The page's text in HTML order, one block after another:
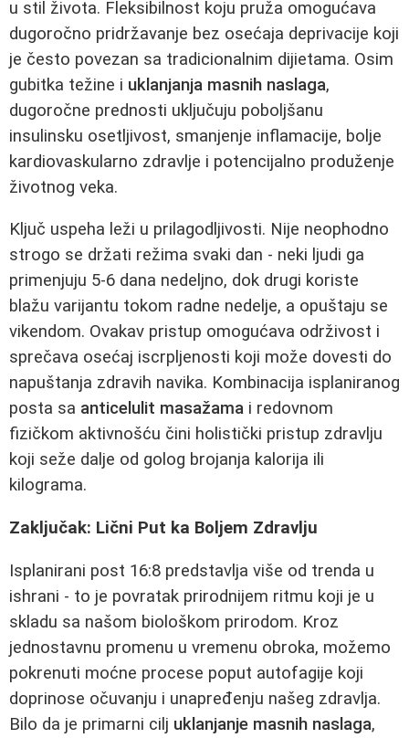
u stil života. Fleksibilnost koju pruža omogućava
dugoročno pridržavanje bez osećaja deprivacije koji
je često povezan sa tradicionalnim dijietama. Osim
gubitka težine i uklanjanja masnih naslaga,
dugoročne prednosti uključuju poboljšanu
insulinsku osetljivost, smanjenje inflamacije, bolje
kardiovaskularno zdravlje i potencijalno produženje
životnog veka.
Ključ uspeha leži u prilagodljivosti. Nije neophodno
strogo se držati režima svaki dan - neki ljudi ga
primenjuju 5-6 dana nedeljno, dok drugi koriste
blažu varijantu tokom radne nedelje, a opuštaju se
vikendom. Ovakav pristup omogućava održivost i
sprečava osećaj iscrpljenosti koji može dovesti do
napuštanja zdravih navika. Kombinacija isplaniranog
posta sa anticelulit masažama i redovnom
fizičkom aktivnošću čini holistički pristup zdravlju
koji seže dalje od golog brojanja kalorija ili
kilograma.
Zaključak: Lični Put ka Boljem Zdravlju
Isplanirani post 16:8 predstavlja više od trenda u
ishrani - to je povratak prirodnijem ritmu koji je u
skladu sa našom biološkom prirodom. Kroz
jednostavnu promenu u vremenu obroka, možemo
pokrenuti moćne procese poput autofagije koji
doprinose očuvanju i unapređenju našeg zdravlja.
Bilo da je primarni cilj uklanjanje masnih naslaga,